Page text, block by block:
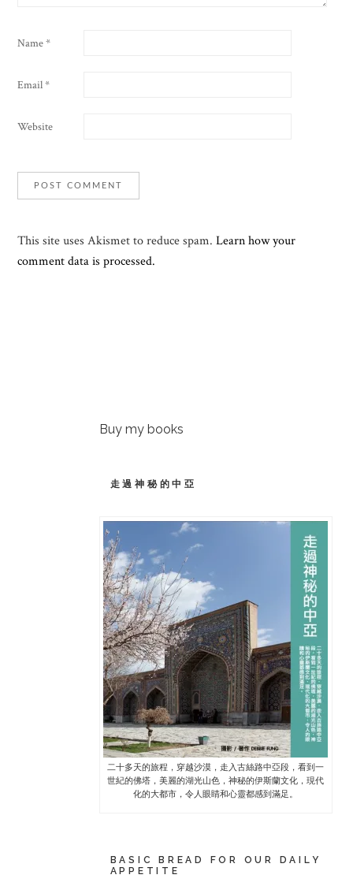
Name*
Email*
Website
This site uses Akismet to reduce spam.Learn how your
comment data is processed.
Buy my books
走過神秘的中亞
二十多天的旅程，穿越沙漠，走入古絲路中亞段，看到一
世紀的佛塔，美麗的湖光山色，神秘的伊斯蘭文化，現代
化的大都市，令人眼睛和心靈都感到滿足。
BASIC BREAD FOR OUR DAILY
APPETITE